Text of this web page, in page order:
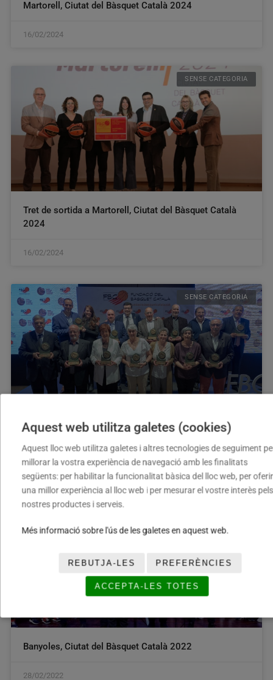
Martorell, Ciutat del Bàsquet Català 2024
16/02/2024
SENSE CATEGORIA
Tret de sortida a Martorell, Ciutat del Bàsquet Català
2024
16/02/2024
SENSE CATEGORIA
Celebrada la 27a edició de la Festa ‘Històrics del
Bàsquet Català’
02/05/2022
Banyoles, Ciutat del Bàsquet Català 2022
28/02/2022
Aquest web utilitza galetes (cookies)
Aquest lloc web utilitza galetes i altres tecnologies de seguiment
millorar la vostra experiència de navegació amb les finalitats
següents: per habilitar la funcionalitat bàsica del lloc web, per oferir
una millor experiència al lloc web i per mesurar el vostre interès pels
nostres productes i serveis.
Més informació sobre l'ús de les galetes en aquest web.
REBUTJA-LES PREFERÈNCIES
ACCEPTA-LES TOTES